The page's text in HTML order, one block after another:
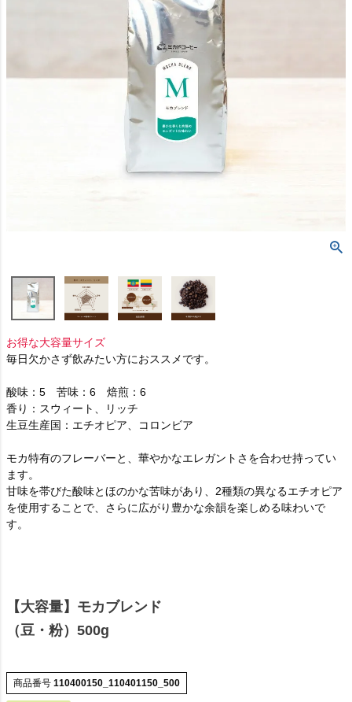
お得な大容量サイズ
毎日欠かさず飲みたい方におススメです。
酸味：5 苦味：6 焙煎：6
香り：スウィート、リッチ
生豆生産国：エチオピア、コロンビア
モカ特有のフレーバーと、華やかなエレガントさを合わせ持ってい
ます。
甘味を帯びた酸味とほのかな苦味があり、2種類の異なるエチオピア
を使用することで、さらに広がり豊かな余韻を楽しめる味わいで
す。
【大容量】モカブレンド
（豆・粉）500g
商品番号 110400150_110401150_500